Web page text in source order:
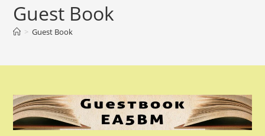
Guest Book
> Guest Book